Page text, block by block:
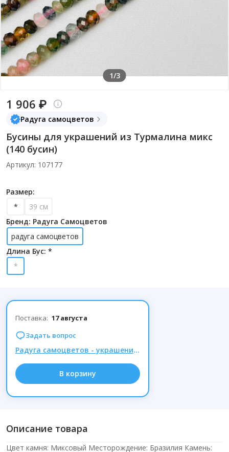
1/3
1 906 ₽
Радуга самоцветов
Бусины для украшений из Турмалина микс
(140 бусин)
Артикул: 107177
Размер:
*
39 см
Бренд: Радуга Самоцветов
радуга самоцветов
Длина Бус: *
*
Поставка: 17 августа
Задать вопрос
Радуга самоцветов - украшения из натуральных камней, Комиссия 15% при заказе от 1000р.
В корзину
Описание товара
Цвет камня: Миксовый Месторождение: Бразилия Камень: